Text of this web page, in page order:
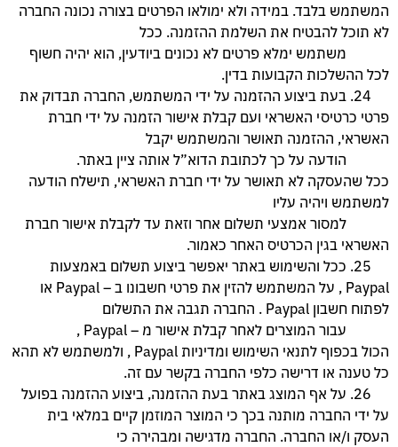
המשתמש בלבד. במידה ולא ימולאו הפרטים בצורה נכונה החברה
לא תוכל להבטיח את השלמת ההזמנה. ככל
משתמש ימלא פרטים לא נכונים ביודעין, הוא יהיה חשוף
לכל ההשלכות הקבועות בדין.
24. בעת ביצוע ההזמנה על ידי המשתמש, החברה תבדוק את
פרטי כרטיסי האשראי ועם קבלת אישור הזמנה על ידי חברת
האשראי, ההזמנה תאושר והמשתמש יקבל
הודעה על כך לכתובת הדוא”ל אותה ציין באתר.
ככל שהעסקה לא תאושר על ידי חברת האשראי, תישלח הודעה
למשתמש ויהיה עליו
למסור אמצעי תשלום אחר וזאת עד לקבלת אישור חברת
האשראי בגין הכרטיס האחר כאמור.
25. ככל והשימוש באתר יאפשר ביצוע תשלום באמצעות
Paypal , על המשתמש להזין את פרטי חשבונו ב – Paypal
או
לפתוח חשבון Paypal . החברה תגבה את התשלום
עבור המוצרים לאחר קבלת אישור מ – Paypal ,
הכול
בכפוף לתנאי השימוש ומדיניות Paypal , ולמשתמש לא תהא
כל טענה או דרישה כלפי החברה בקשר עם זה.
26. על אף המוצג באתר בעת ההזמנה, ביצוע ההזמנה בפועל
על ידי החברה מותנה בכך כי המוצר המוזמן קיים במלאי בית
העסק ו/או החברה. החברה מדגישה ומבהירה כי